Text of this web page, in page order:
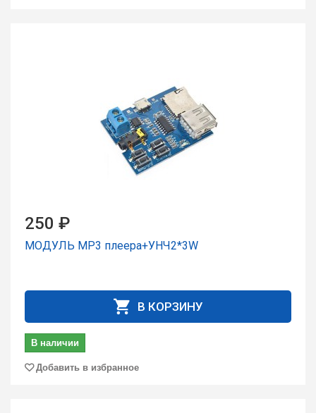
250 ₽
МОДУЛЬ MP3 плееpа+УНЧ2*3W
В КОРЗИНУ
В наличии
Добавить в избранное